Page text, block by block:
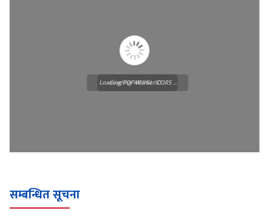
Loading WEBGL 3D ...
Loading PDF Worker CORS ...
सम्बन्धित सूचना